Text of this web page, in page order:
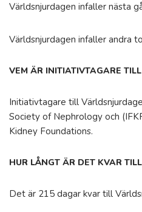
Världsnjurdagen infaller nästa
Världsnjurdagen infaller andra
VEM ÄR INITIATIVTAGARE
Initiativtagare till
Society of Nephrology och
Kidney Foundations.
HUR LÅNGT ÄR DET KVAR
Det är 215 dagar kvar till